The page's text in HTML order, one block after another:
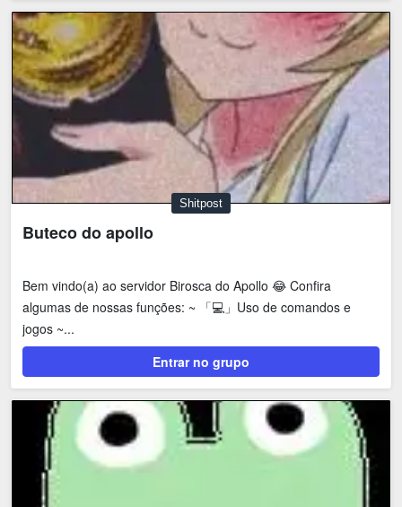
Shitpost
Buteco do apollo
Bem vindo(a) ao servidor Birosca do Apollo 😂 Confira
algumas de nossas funções: ~ 「💻」Uso de comandos e
jogos ~...
Entrar no grupo